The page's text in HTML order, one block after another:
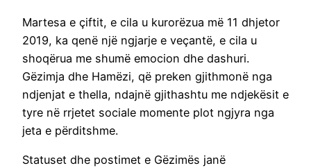
Martesa e çiftit, e cila u kurorëzua më 11 dhjetor
2019, ka qenë një ngjarje e veçantë, e cila u
shoqërua me shumë emocion dhe dashuri.
Gëzimja dhe Hamëzi, që preken gjithmonë nga
ndjenjat e thella, ndajnë gjithashtu me ndjekësit e
tyre në rrjetet sociale momente plot ngjyra nga
jeta e përditshme.
Statuset dhe postimet e Gëzimës janë